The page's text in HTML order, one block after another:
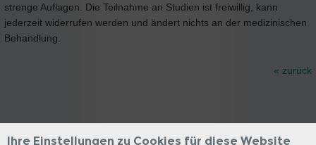
strenge Auflagen. Die Teilnahme an Studien ist freiwillig, kann
jederzeit widerrufen werden und ändert nichts an der medizinischen
Behandlung.
« zurück
Ihre Einstellungen zu Cookies für diese Website